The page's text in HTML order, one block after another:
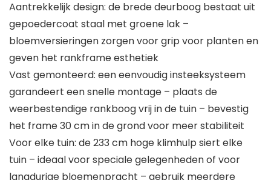
Aantrekkelijk design: de brede deurboog bestaat uit
gepoedercoat staal met groene lak –
bloemversieringen zorgen voor grip voor planten en
geven het rankframe esthetiek
Vast gemonteerd: een eenvoudig insteeksysteem
garandeert een snelle montage – plaats de
weerbestendige rankboog vrij in de tuin – bevestig
het frame 30 cm in de grond voor meer stabiliteit
Voor elke tuin: de 233 cm hoge klimhulp siert elke
tuin – ideaal voor speciale gelegenheden of voor
langdurige bloemenpracht – gebruik meerdere